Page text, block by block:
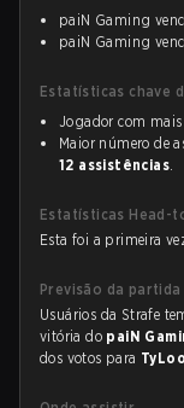
paiN Gaming
paiN Gaming
Estatísticas chave
Jogador com
Maior número de
12 assistências.
Estatísticas Head-
Esta foi a primeira
Previsão da partida
Usuários da Strafe
vitória do paiN
dos votos para TyLoo